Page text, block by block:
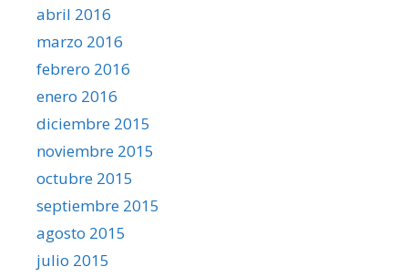
abril 2016
marzo 2016
febrero 2016
enero 2016
diciembre 2015
noviembre 2015
octubre 2015
septiembre 2015
agosto 2015
julio 2015